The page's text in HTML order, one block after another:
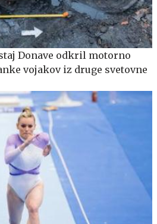
Donave odkril motorno
vojakov iz druge svetovne